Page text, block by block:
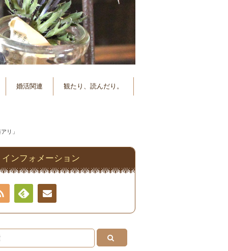
婚活関連 観たり、読んだり。
リ」
インフォメーション
RSS
Feedly連絡
先